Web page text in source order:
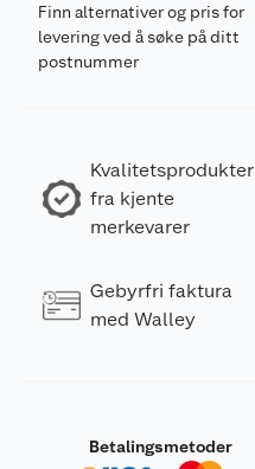
Finn alternativer og pris for
levering ved å søke på ditt
postnummer
Kvalitetsprodukter
fra kjente
merkevarer
Gebyrfri faktura
med Walley
Betalingsmetoder